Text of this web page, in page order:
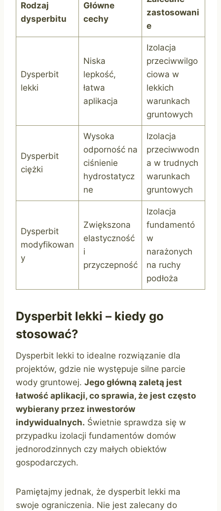
Rodzaj
dysperbitu
Główne
cechy
zastosowani
e
Dysperbit
lekki
Niska
lepkość,
łatwa
aplikacja
Izolacja
przeciwwilgo
ciowa w
lekkich
warunkach
gruntowych
Dysperbit
ciężki
Wysoka
odporność na
ciśnienie
hydrostatycz
ne
Izolacja
przeciwwodn
a w trudnych
warunkach
gruntowych
Dysperbit
modyfikowan
y
Zwiększona
elastyczność
i
przyczepność
Izolacja
fundamentó
w
narażonych
na ruchy
podłoża
Dysperbit lekki – kiedy go
stosować?
Dysperbit lekki to idealne rozwiązanie dla
projektów, gdzie nie występuje silne parcie
wody gruntowej. Jego główną zaletą jest
łatwość aplikacji, co sprawia, że jest często
wybierany przez inwestorów
indywidualnych. Świetnie sprawdza się w
przypadku izolacji fundamentów domów
jednorodzinnych czy małych obiektów
gospodarczych.
Pamiętajmy jednak, że dysperbit lekki ma
swoje ograniczenia. Nie jest zalecany do